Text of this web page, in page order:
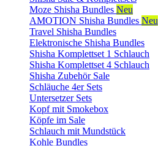
Moze Shisha Bundles Neu
AMOTION Shisha Bundles Neu
Travel Shisha Bundles
Elektronische Shisha Bundles
Shisha Komplettset 1 Schlauch
Shisha Komplettset 4 Schlauch
Shisha Zubehör Sale
Schläuche 4er Sets
Untersetzer Sets
Kopf mit Smokebox
Köpfe im Sale
Schlauch mit Mundstück
Kohle Bundles